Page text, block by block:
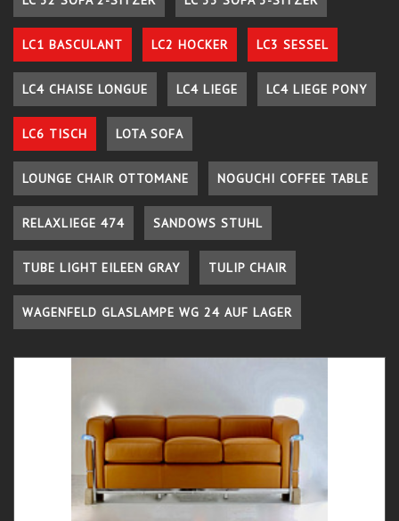
LC1 BASCULANT LC2 HOCKER LC3 SESSEL
LC4 CHAISE LONGUE LC4 LIEGE LC4 LIEGE PONY
LC6 TISCH LOTA SOFA
LOUNGE CHAIR OTTOMANE NOGUCHI COFFEE TABLE
RELAXLIEGE 474 SANDOWS STUHL
TUBE LIGHT EILEEN GRAY TULIP CHAIR
WAGENFELD GLASLAMPE WG 24 AUF LAGER